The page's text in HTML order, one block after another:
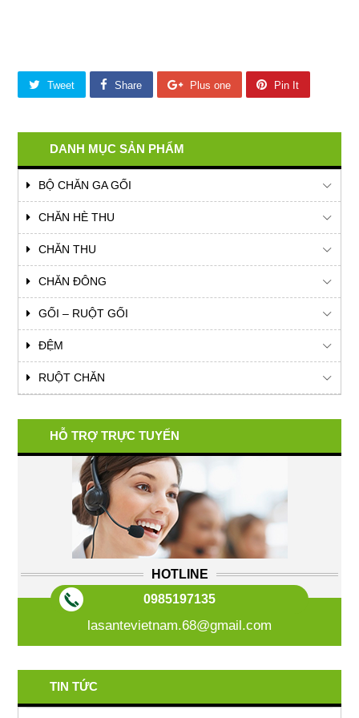
Tweet Share Plus one Pin It
DANH MỤC SẢN PHẨM
BỘ CHĂN GA GỐI
CHĂN HÈ THU
CHĂN THU
CHĂN ĐÔNG
GỐI – RUỘT GỐI
ĐỆM
RUỘT CHĂN
HỖ TRỢ TRỰC TUYẾN
HOTLINE
0985197135
lasantevietnam.68@gmail.com
TIN TỨC